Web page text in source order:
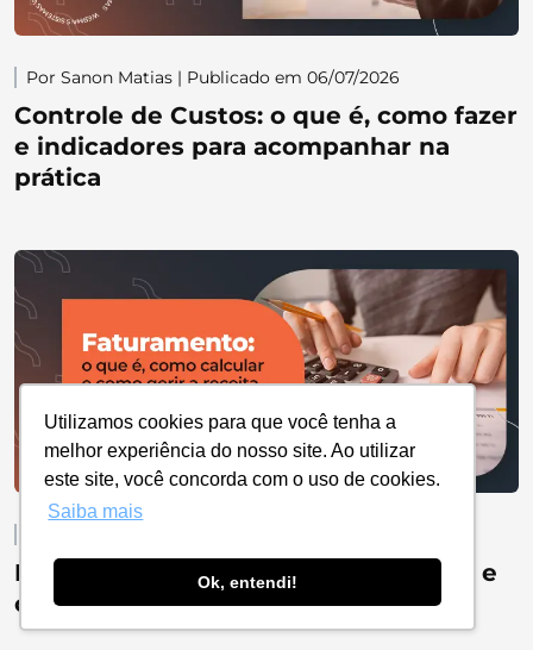
Utilizamos cookies para que você tenha a
melhor experiência do nosso site. Ao utilizar
este site, você concorda com o uso de cookies.
Saiba mais
Ok, entendi!
Por Sanon Matias | Publicado em 06/07/2026
Controle de Custos: o que é, como fazer
e indicadores para acompanhar na
prática
Faturamento: o que é, como calcular e
como gerir a receita da sua empresa